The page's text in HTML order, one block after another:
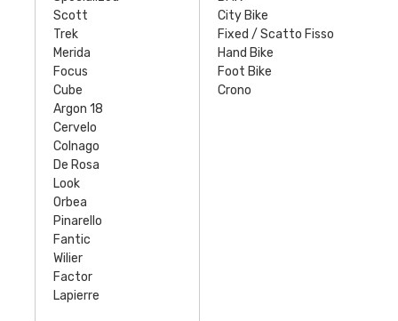
Scott
Trek
Merida
Focus
Cube
Argon 18
Cervelo
Colnago
De Rosa
Look
Orbea
Pinarello
Fantic
Wilier
Factor
Lapierre
City Bike
Fixed / Scatto Fisso
Hand Bike
Foot Bike
Crono